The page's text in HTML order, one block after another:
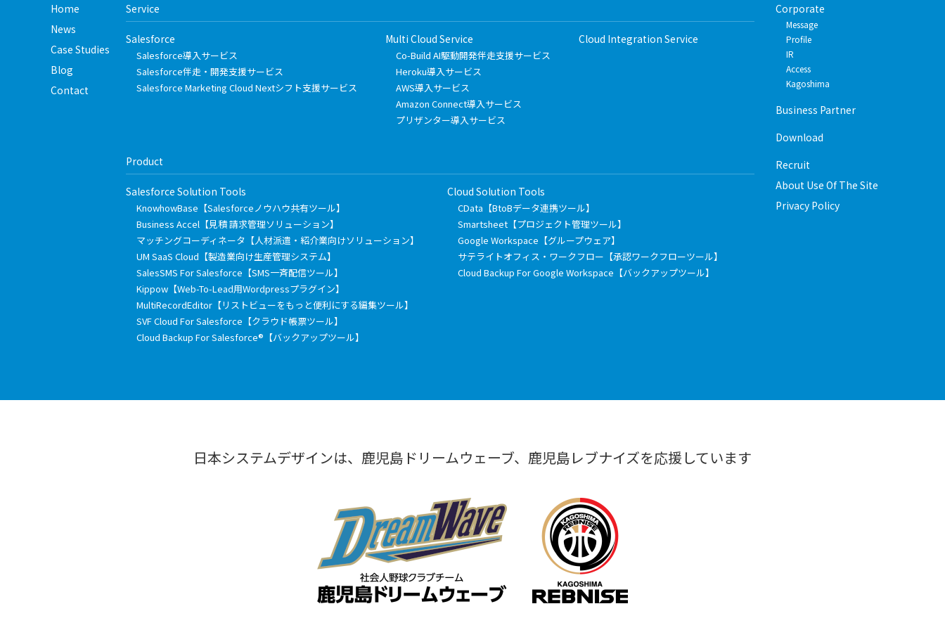
Home
News
Case Studies
Blog
Contact
Service
Salesforce
Salesforce導入サービス
Salesforce伴走・開発支援サービス
Salesforce Marketing Cloud Nextシフト支援サービス
Multi Cloud Service
Co-Build AI駆動開発伴走支援サービス
Heroku導入サービス
AWS導入サービス
Amazon Connect導入サービス
プリザンター導入サービス
Cloud Integration Service
Product
Salesforce Solution Tools
KnowhowBase【Salesforceノウハウ共有ツール】
Business Accel【見積 請求管理ソリューション】
マッチングコーディネータ【人材派遣・紹介業向けソリューション】
UM SaaS Cloud【製造業向け生産管理システム】
SalesSMS For Salesforce【SMS一斉配信ツール】
Kippow【Web-To-Lead用Wordpressプラグイン】
MultiRecordEditor【リストビューをもっと便利にする編集ツール】
SVF Cloud For Salesforce【クラウド帳票ツール】
Cloud Backup For Salesforce®【バックアップツール】
Cloud Solution Tools
CData【BtoBデータ連携ツール】
Smartsheet【プロジェクト管理ツール】
Google Workspace【グループウェア】
サテライトオフィス・ワークフロー【承認ワークフローツール】
Cloud Backup For Google Workspace【バックアップツール】
Corporate
Message
Profile
IR
Access
Kagoshima
Business Partner
Download
Recruit
About Use Of The Site
Privacy Policy
日本システムデザインは、鹿児島ドリームウェーブ、鹿児島レブナイズを応援しています